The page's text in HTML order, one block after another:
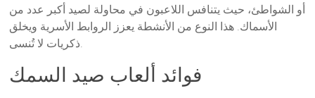
أو الشواطئ، حيث يتنافس اللاعبون في محاولة لصيد أكبر عدد من
الأسماك. هذا النوع من الأنشطة يعزز الروابط الأسرية ويخلق
ذكريات لا تُنسى.
فوائد ألعاب صيد السمك